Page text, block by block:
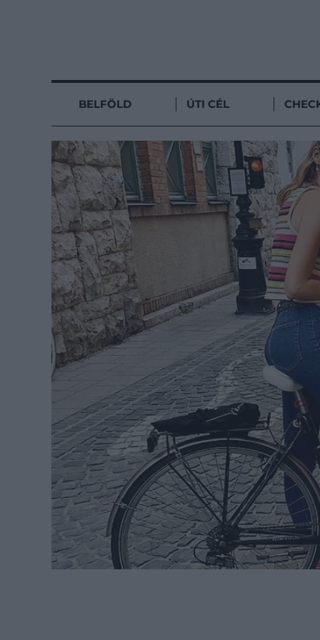
BELFÖLD ÚTI CÉL